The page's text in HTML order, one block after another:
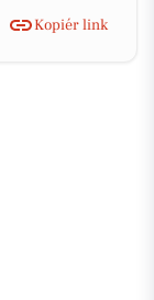
Kopiér link